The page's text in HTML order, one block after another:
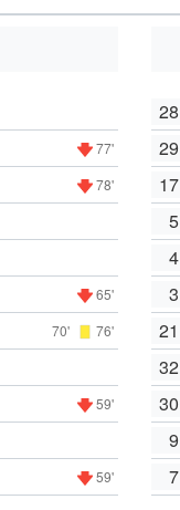
77'
78'
65'
70' 76'
59'
59'
28
29
17
5
4
3
21
32
30
9
7